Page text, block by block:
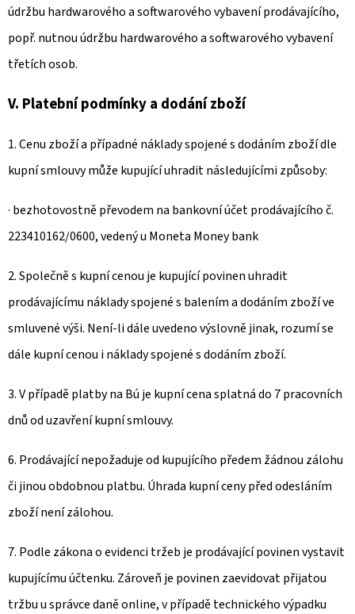
údržbu hardwarového a softwarového vybavení prodávajícího,
popř. nutnou údržbu hardwarového a softwarového vybavení
třetích osob.
V. Platební podmínky a dodání zboží
1. Cenu zboží a případné náklady spojené s dodáním zboží dle
kupní smlouvy může kupující uhradit následujícími způsoby:
· bezhotovostně převodem na bankovní účet prodávajícího č.
223410162/0600, vedený u Moneta Money bank
2. Společně s kupní cenou je kupující povinen uhradit
prodávajícímu náklady spojené s balením a dodáním zboží ve
smluvené výši. Není-li dále uvedeno výslovně jinak, rozumí se
dále kupní cenou i náklady spojené s dodáním zboží.
3. V případě platby na Bú je kupní cena splatná do 7 pracovních
dnů od uzavření kupní smlouvy.
6. Prodávající nepožaduje od kupujícího předem žádnou zálohu
či jinou obdobnou platbu. Úhrada kupní ceny před odesláním
zboží není zálohou.
7. Podle zákona o evidenci tržeb je prodávající povinen vystavit
kupujícímu účtenku. Zároveň je povinen zaevidovat přijatou
tržbu u správce daně online, v případě technického výpadku